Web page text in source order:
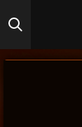
direct
naar